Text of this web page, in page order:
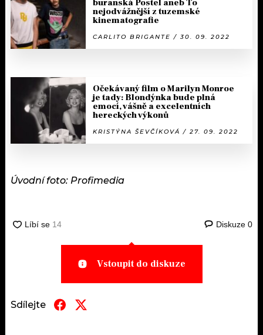
buranská Postel aneb To
nejodvážnější z tuzemské
kinematografie
CARLITO BRIGANTE / 30. 09. 2022
Očekávaný film o Marilyn Monroe
je tady: Blondýnka bude plná
emocí, vášně a excelentních
hereckých výkonů
KRISTÝNA ŠEVČÍKOVÁ / 27. 09. 2022
Úvodní foto: Profimedia
Diskuze 0
Vstoupit do diskuze
Sdílejte